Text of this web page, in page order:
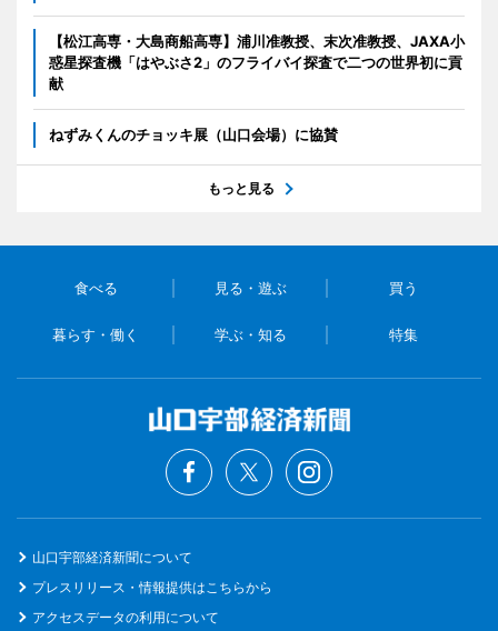
【松江高専・大島商船高専】浦川准教授、末次准教授、JAXA小
惑星探査機「はやぶさ2」のフライバイ探査で二つの世界初に貢
献
ねずみくんのチョッキ展（山口会場）に協賛
もっと見る
食べる 見る・遊ぶ 買う
暮らす・働く 学ぶ・知る 特集
山口宇部経済新聞について
プレスリリース・情報提供はこちらから
アクセスデータの利用について